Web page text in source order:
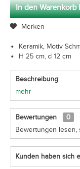
In den Warenkorb
Merken
Keramik, Motiv
H 25 cm, d 12 cm
Beschreibung
mehr
Bewertungen
0
Bewertungen lesen,
Kunden haben sich